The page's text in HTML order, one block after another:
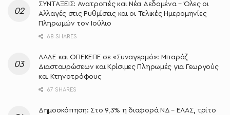
ΣΥΝΤΑΞΕΙΣ: Ανατροπές και Νέα Δεδομένα – Όλες οι
Αλλαγές στις Ρυθμίσεις και οι Τελικές Ημερομηνίες
Πληρωμών τον Ιούλιο
68 SHARES
ΑΑΔΕ και ΟΠΕΚΕΠΕ σε «Συναγερμό»: Μπαράζ
Διασταυρώσεων και Κρίσιμες Πληρωμές για Γεωργούς
και Κτηνοτρόφους
67 SHARES
Δημοσκόπηση: Στο 9,3% η διαφορά ΝΔ – ΕΛΑΣ, τρίτο